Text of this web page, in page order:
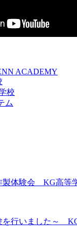
製体験会 KG高等
を行いました～